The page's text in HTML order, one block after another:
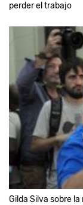
perder el trabajo
Gilda Silva sobre